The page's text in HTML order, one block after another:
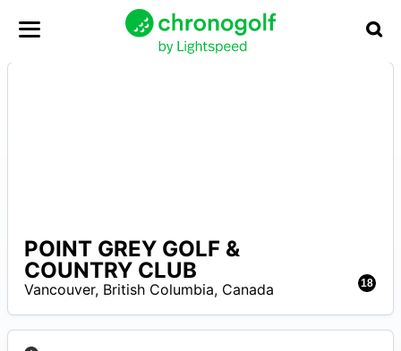
18
POINT GREY GOLF &
COUNTRY CLUB
Vancouver, British Columbia, Canada